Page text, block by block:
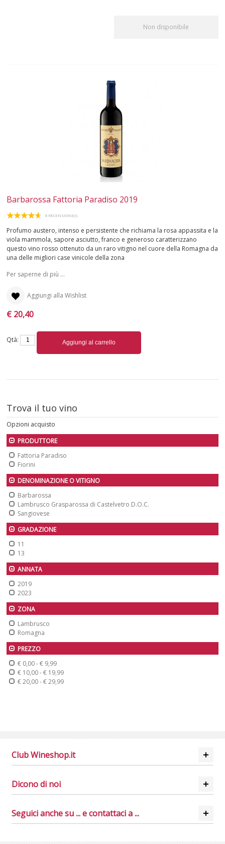
Non disponibile
Barbarossa Fattoria Paradiso 2019
8 RECENSIONE(I)
Profumo austero, intenso e persistente che richiama la rosa appassita e la
viola mammola, sapore asciutto, franco e generoso caratterizzano
questo vino rosso ottenuto da un raro vitigno nel cuore della Romagna da
una delle migliori case vinicole della zona
Per saperne di più ...
Aggiungi alla Wishlist
€ 20,40
Qtà: Aggiungi al carrello
Trova il tuo vino
Opzioni acquisto
PRODUTTORE
Fattoria Paradiso
Fiorini
DENOMINAZIONE O VITIGNO
Barbarossa
Lambrusco Grasparossa di Castelvetro D.O.C.
Sangiovese
GRADAZIONE
11
13
ANNATA
2019
2023
ZONA
Lambrusco
Romagna
PREZZO
€ 0,00-€ 9,99
€ 10,00-€ 19,99
€ 20,00-€ 29,99
Club Wineshop.it
Dicono di noi
Seguici anche su ... e contattaci a ...